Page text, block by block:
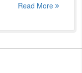
Read More